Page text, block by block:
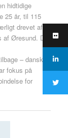
hidtidige
25 år, til 115
drevet af
Øresund. Det
– danske
fokus på
for